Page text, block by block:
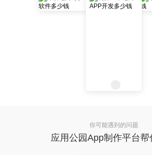
你可能遇到的问题
应用公园App制作平台帮